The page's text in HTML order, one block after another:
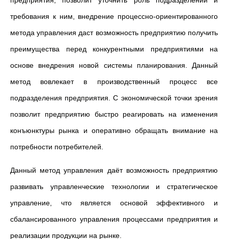
требования к ним, внедрение процессно-ориентированного
метода управления даст возможность предприятию получить
преимущества перед конкурентными предприятиями на
основе внедрения новой системы планирования. Данный
метод вовлекает в производственный процесс все
подразделения предприятия. С экономической точки зрения
позволит предприятию быстро реагировать на изменения
конъюнктуры рынка и оперативно обращать внимание на
потребности потребителей.
Данный метод управления даёт возможность предприятию
развивать управленческие технологии и стратегическое
управление, что является основой эффективного и
сбалансированного управления процессами предприятия и
реализации продукции на рынке.